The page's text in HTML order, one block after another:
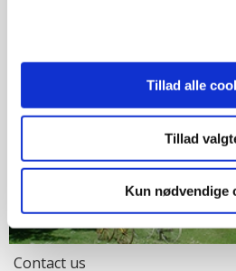
Tillad alle
Tillad
Kun nødvendige
Contact us